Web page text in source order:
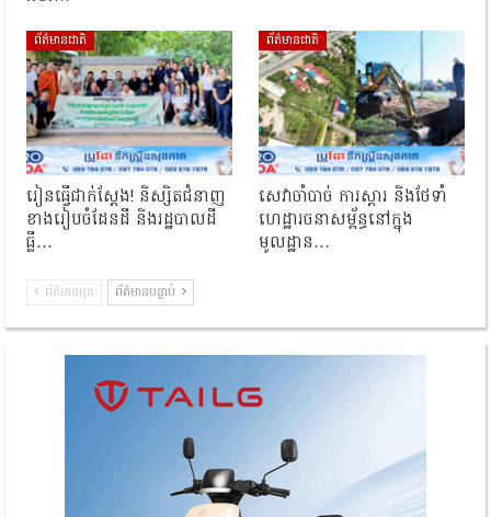
ព័ត៌មានជាតិ
រៀនធ្វើជាក់ស្ដែង! និស្សិតជំនាញ
ខាងរៀបចំដែនដី និងរដ្ឋបាលដី
ធ្លី…
ព័ត៌មានជាតិ
សេវាចាំបាច់ ការស្តារ និងថែទាំ
ហេដ្ឋារចនាសម្ព័ន្ធនៅក្នុង
មូលដ្ឋាន…
ព័ត៌មានមុន ព័ត៌មានបន្ទាប់